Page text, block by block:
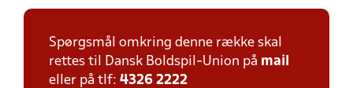
Spørgsmål omkring denne række skal
rettes til Dansk Boldspil-Union på mail
eller på tlf: 4326 2222